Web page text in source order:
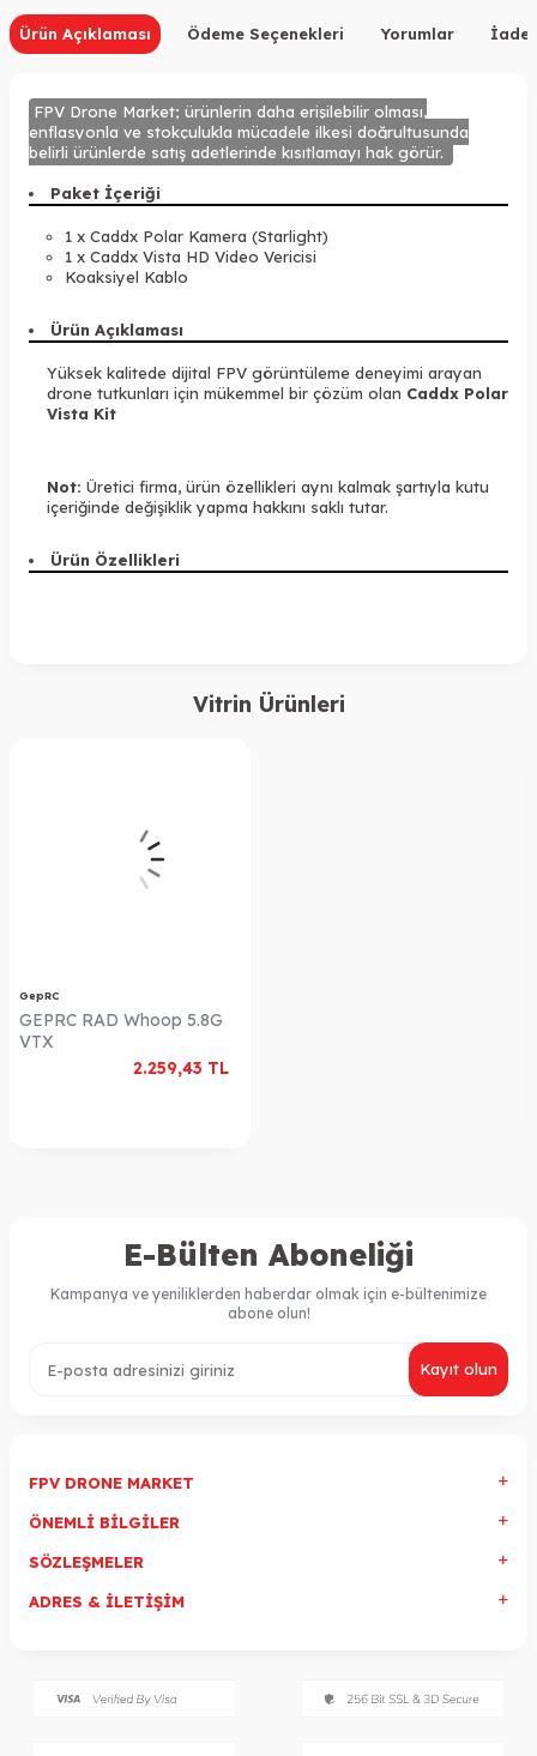
Ürün Açıklaması Ödeme Seçenekleri Yorumlar İade
FPV Drone Market; ürünlerin daha erişilebilir olması,
enflasyonla ve stokçulukla mücadele ilkesi doğrultusunda
belirli ürünlerde satış adetlerinde kısıtlamayı hak görür.
Paket İçeriği
1 x Caddx Polar Kamera (Starlight)
1 x Caddx Vista HD Video Vericisi
Koaksiyel Kablo
Ürün Açıklaması
Yüksek kalitede dijital FPV görüntüleme deneyimi arayan
drone tutkunları için mükemmel bir çözüm olan Caddx Polar
Vista Kit
Not: Üretici firma, ürün özellikleri aynı kalmak şartıyla kutu
içeriğinde değişiklik yapma hakkını saklı tutar.
Ürün Özellikleri
Vitrin Ürünleri
GepRC
2.259,43 TL
GEPRC RAD Whoop 5.8G
VTX
E-Bülten Aboneliği
Kampanya ve yeniliklerden haberdar olmak için e-bültenimize
abone olun!
Kayıt olun
FPV DRONE MARKET
ÖNEMLI BILGILER
SÖZLEŞMELER
ADRES & İLETIŞIM